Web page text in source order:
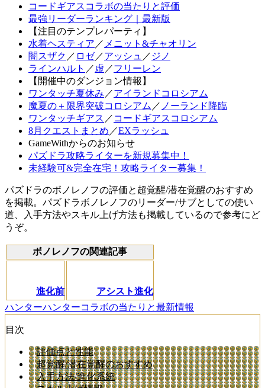
コードギアスコラボの当たりと評価
最強リーダーランキング｜最新版
【注目のテンプレパーティ】
水着ヘスティア ／ メニット&チャオリン
闇スザク ／ ロゼ／アッシュ ／ ジノ
ラインハルト ／ 虚 ／フリーレン
【開催中のダンジョン情報】
ワンタッチ夏休み ／アイランドコロシアム
魔夏の＋限界突破コロシアム ／ ノーランド降臨
ワンタッチギアス ／ コードギアスコロシアム
8月クエストまとめ ／EXラッシュ
GameWithからのお知らせ
パズドラ攻略ライターを新規募集中！
未経験可&完全在宅！攻略ライター募集！
パズドラのボノレノフの評価と超覚醒/潜在覚醒のおすすめ
を掲載。パズドラボノレノフのリーダー/サブとしての使い
道、入手方法やスキル上げ方法も掲載しているので参考にど
うぞ。
ボノレノフの関連記事
進化前
アシスト進化
ハンターハンターコラボの当たりと最新情報
目次
評価点と性能
超覚醒/潜在覚醒のおすすめ
入手方法/進化系統